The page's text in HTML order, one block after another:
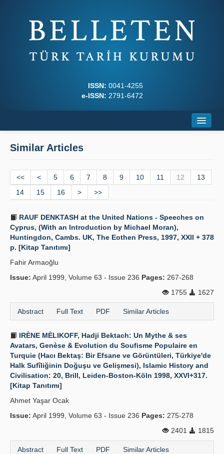
ISSN: 0041-4255
e-ISSN: 2791-6472
Journal Boards
Writing Rules
Principles
Publication Policies
Contact Us
Similar Articles
<< < 5 6 7 8 9 10 11 12
13
14
15 16 > >>
RAUF DENKTASH at the United Nations - Speeches on
Cyprus, (With an Introduction by Michael Moran),
Huntingdon, Cambs. UK, The Eothen Press, 1997, XXII + 378
p. [Kitap Tanıtımı]
Fahir Armaoğlu
Issue: April 1999, Volume 63 - Issue 236 Pages: 267-268
1755
1627
Abstract Full Text PDF Similar Articles
IRÈNE MÈLIKOFF, Hadji Bektach: Un Mythe & ses
Avatars, Genèse & Evolution du Soufisme Populaire en
Turquie (Hacı Bektaş: Bir Efsane ve Görüntüleri, Türkiye'de
Halk Sufîliğinin Doğuşu ve Gelişmesi), Islamic History and
Civilisation: 20, Brill, Leiden-Boston-Köln 1998, XXVI+317.
[Kitap Tanıtımı]
Ahmet Yaşar Ocak
Issue: April 1999, Volume 63 - Issue 236 Pages: 275-278
2401
1815
Abstract Full Text PDF Similar Articles